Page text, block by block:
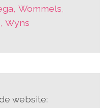
,Wommels
,Wyns
website: